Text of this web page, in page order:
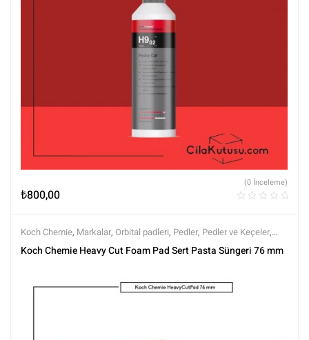
₺800,00
(0 İnceleme)
Koch Chemie, Markalar, Orbital padleri, Pedler, Pedler ve Keçeler,
Polisaj ve Parlatma,Tüm Ürünler, Tüm Ürünler
Koch Chemie Heavy Cut Foam Pad Sert Pasta Süngeri 76 mm